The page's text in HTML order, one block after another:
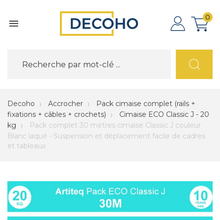

0
Decoho Accrocher
Pack cimaise complet (rails +
fixations + câbles + crochets)
Cimaise ECO Classic J - 20
kg
Pack complet 30 mètres cimaise Classic J couleur
Blanc laqué - Suspension et déplacement facile de cadres
et tableaux